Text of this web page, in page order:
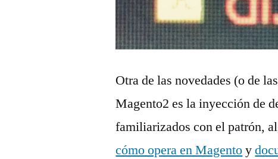
Otra de las novedades (o de
Magento2 es la inyección de
familiarizados con el patrón,
cómo opera en Magentoy